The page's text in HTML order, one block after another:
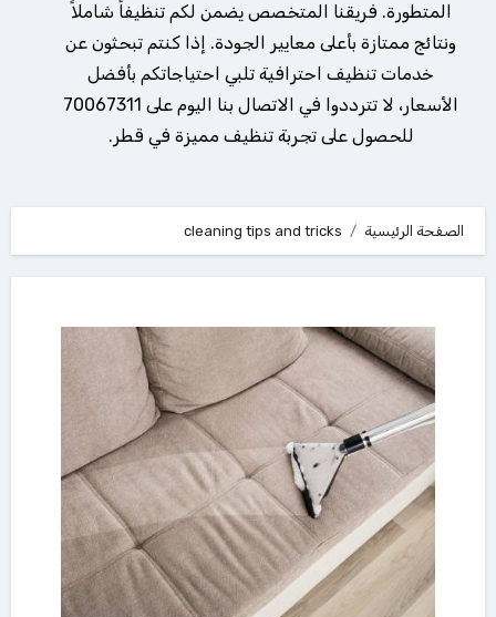
المتطورة. فريقنا المتخصص يضمن لكم تنظيفاً شاملاً
ونتائج ممتازة بأعلى معايير الجودة. إذا كنتم تبحثون عن
خدمات تنظيف احترافية تلبي احتياجاتكم بأفضل
الأسعار، لا تترددوا في الاتصال بنا اليوم على 70067311
للحصول على تجربة تنظيف مميزة في قطر.
الصفحة الرئيسية cleaning tips and tricks